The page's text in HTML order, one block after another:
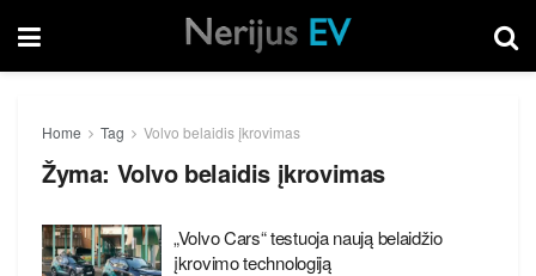
Home Tag Volvo belaidis įkrovimas
Žyma: Volvo belaidis įkrovimas
„Volvo Cars“ testuoja naują belaidžio
įkrovimo technologiją